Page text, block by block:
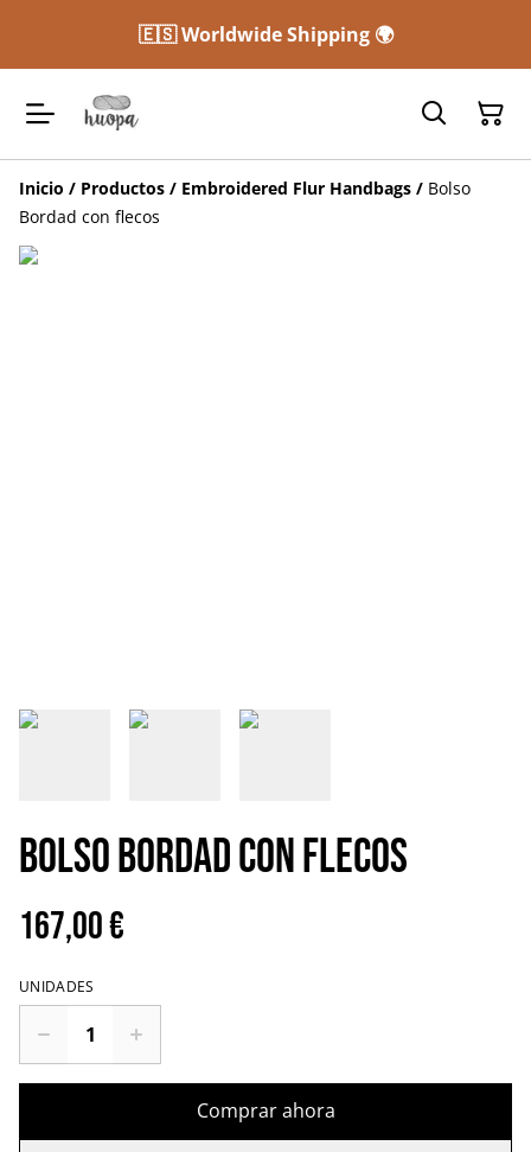
🇪🇸 Worldwide Shipping 🌍
Inicio / Productos / Embroidered Flur Handbags / Bolso
Bordad con flecos
Bolso Bordad con flecos
167,00 €
UNIDADES
Comprar ahora